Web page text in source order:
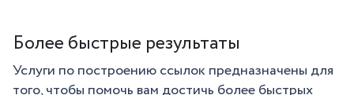
Более быстрые результаты
Услуги по построению ссылок предназначены для
того, чтобы помочь вам достичь более быстрых